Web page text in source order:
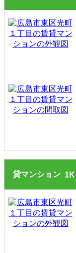
貸マンション 1K